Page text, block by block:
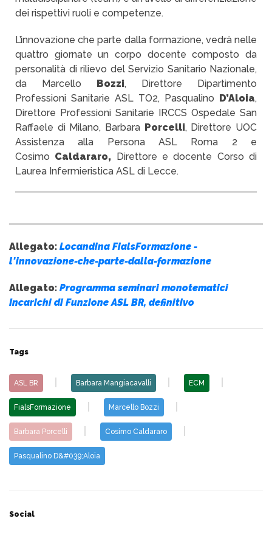
dei rispettivi ruoli e competenze.
L’innovazione che parte dalla formazione, vedrà nelle
quattro giornate un corpo docente composto da
personalità di rilievo del Servizio Sanitario Nazionale,
da Marcello Bozzi, Direttore Dipartimento
Professioni Sanitarie ASL TO2, Pasqualino D’Aloia,
Direttore Professioni Sanitarie IRCCS Ospedale San
Raffaele di Milano, Barbara Porcelli, Direttore UOC
Assistenza alla Persona ASL Roma 2 e
Cosimo Caldararo, Direttore e docente Corso di
Laurea Infermieristica ASL di Lecce.
Allegato: Locandina FialsFormazione -
l'innovazione-che-parte-dalla-formazione
Allegato: Programma seminari monotematici
Incarichi di Funzione ASL BR, definitivo
Tags
ASL BR Barbara Mangiacavalli ECM
FialsFormazione Marcello Bozzi
Barbara Porcelli Cosimo Caldararo
Pasqualino D&#039;Aloia
Social